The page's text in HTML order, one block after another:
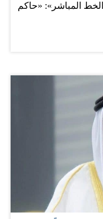
المباشر»: «حاكم